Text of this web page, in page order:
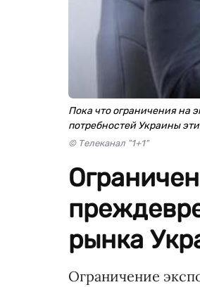
Пока что ограничения на
потребностей Украины
© Телеканал "1+1"
рынка
Ограничение